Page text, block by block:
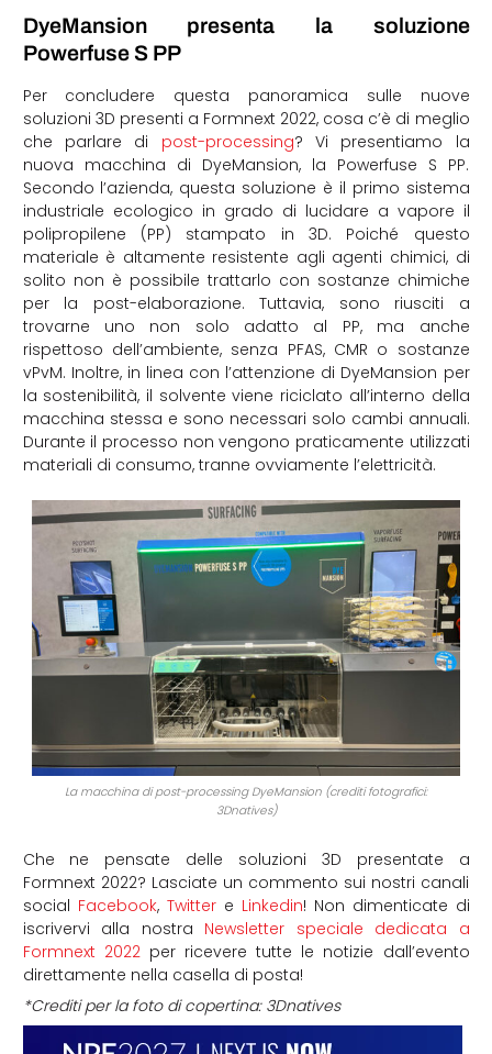
DyeMansion presenta la soluzione
Powerfuse S PP
Per concludere questa panoramica sulle nuove
soluzioni 3D presenti a Formnext 2022, cosa c’è di meglio
che parlare di post-processing? Vi presentiamo la
nuova macchina di DyeMansion, la Powerfuse S PP.
Secondo l’azienda, questa soluzione è il primo sistema
industriale ecologico in grado di lucidare a vapore il
polipropilene (PP) stampato in 3D. Poiché questo
materiale è altamente resistente agli agenti chimici, di
solito non è possibile trattarlo con sostanze chimiche
per la post-elaborazione. Tuttavia, sono riusciti a
trovarne uno non solo adatto al PP, ma anche
rispettoso dell’ambiente, senza PFAS, CMR o sostanze
vPvM. Inoltre, in linea con l’attenzione di DyeMansion per
la sostenibilità, il solvente viene riciclato all’interno della
macchina stessa e sono necessari solo cambi annuali.
Durante il processo non vengono praticamente utilizzati
materiali di consumo, tranne ovviamente l’elettricità.
La macchina di post-processing DyeMansion (crediti fotografici:
3Dnatives)
Che ne pensate delle soluzioni 3D presentate a
Formnext 2022? Lasciate un commento sui nostri canali
social Facebook, Twitter e Linkedin! Non dimenticate di
iscrivervi alla nostra Newsletter speciale dedicata a
Formnext 2022per ricevere tutte le notizie dall’evento
direttamente nella casella di posta!
*Crediti per la foto di copertina: 3Dnatives